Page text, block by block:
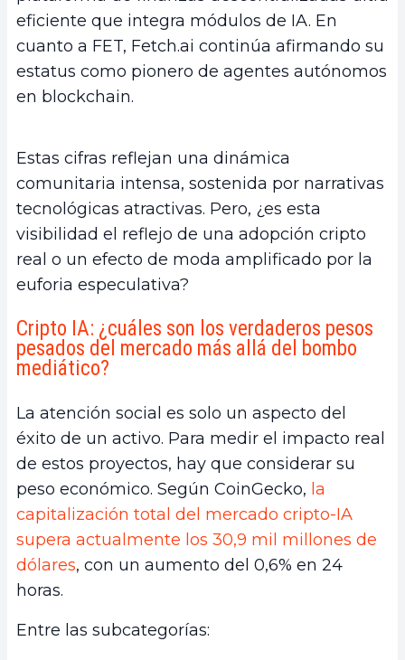
eficiente que integra módulos de IA. En
cuanto a FET, Fetch.ai continúa afirmando su
estatus como pionero de agentes autónomos
en blockchain.
Estas cifras reflejan una dinámica
comunitaria intensa, sostenida por narrativas
tecnológicas atractivas. Pero, ¿es esta
visibilidad el reflejo de una adopción cripto
real o un efecto de moda amplificado por la
euforia especulativa?
Cripto IA: ¿cuáles son los verdaderos pesos
pesados del mercado más allá del bombo
mediático?
La atención social es solo un aspecto del
éxito de un activo. Para medir el impacto real
de estos proyectos, hay que considerar su
peso económico. Según CoinGecko, la
capitalización total del mercado cripto-IA
supera actualmente los 30,9 mil millones de
dólares, con un aumento del 0,6% en 24
horas.
Entre las subcategorías: